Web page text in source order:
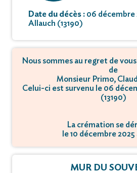
Date du décès : 06 décembre
Allauch (13190)
Nous sommes au regret de
de
Monsieur Primo,
Celui-ci est survenu le 06
(13190)
La crémation se
le 10 décembre 2025
MUR DU